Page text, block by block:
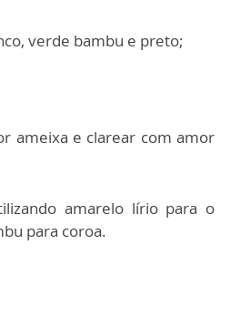
verde bambu e preto;
ameixa e clarear com amor
amarelo lírio para o
para coroa.